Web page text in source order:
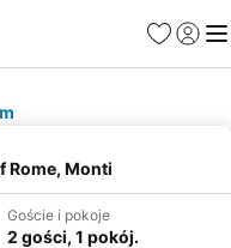
Ulubione
Rome, Monti
Goście i pokoje
2 gości, 1 pokój.